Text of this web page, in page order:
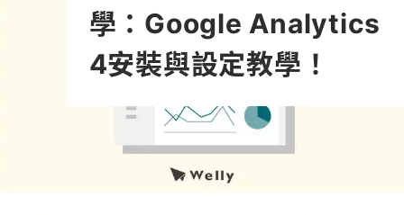
學：Google Analytics
4安裝與設定教學！